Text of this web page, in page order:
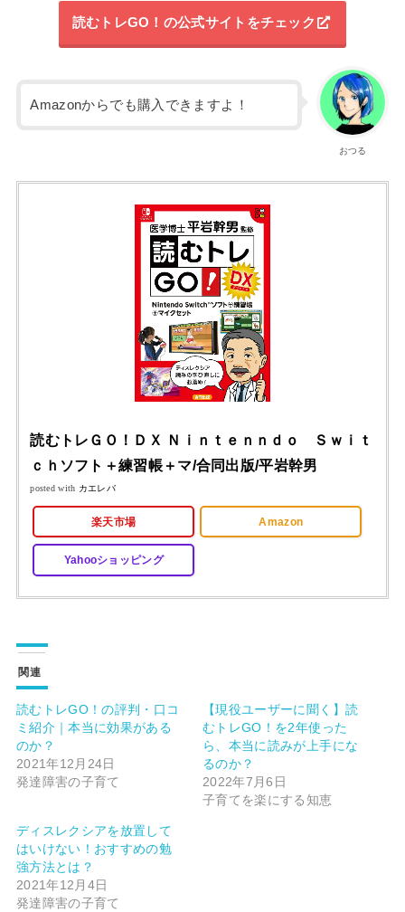
読むトレGO！の公式サイトをチェック
おつる
Amazonからでも購入できますよ！
読むトレＧＯ！ＤＸ Ｎｉｎｔｅｎｎｄｏ Ｓｗｉｔ
ｃｈソフト＋練習帳＋マ/合同出版/平岩幹男
posted with カエレバ
楽天市場 Amazon
Yahooショッピング
関連
読むトレGO！の評判・口コ
ミ紹介｜本当に効果がある
のか？
2021年12月24日
発達障害の子育て
【現役ユーザーに聞く】読
むトレGO！を2年使った
ら、本当に読みが上手にな
るのか？
2022年7月6日
子育てを楽にする知恵
ディスレクシアを放置して
はいけない！おすすめの勉
強方法とは？
2021年12月4日
発達障害の子育て